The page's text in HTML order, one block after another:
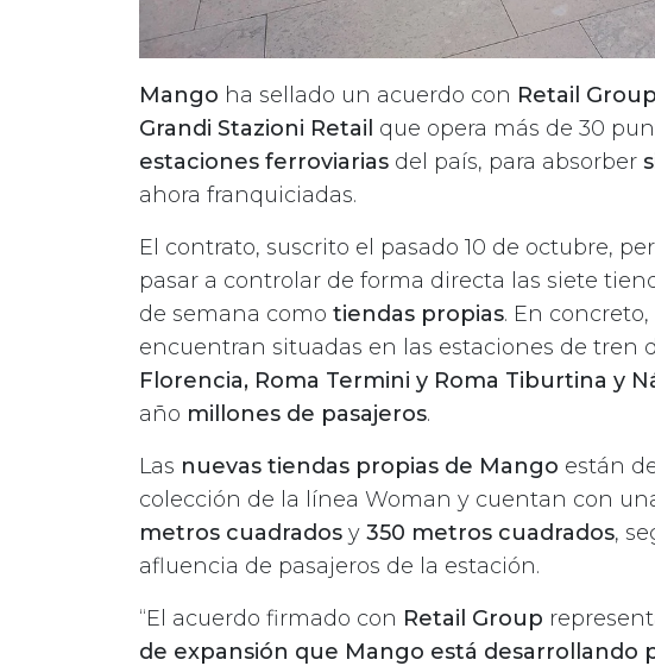
Mango ha sellado un acuerdo con Retail Group
Grandi Stazioni Retail que opera más de 30
estaciones ferroviarias del país, para absorber
ahora franquiciadas.
El contrato, suscrito el pasado 10 de octubre,
pasar a controlar de forma directa las siete
de semana como tiendas propias. En
encuentran situadas en las estaciones de tren
Florencia, Roma Termini y Roma Tiburtina y
año millones de pasajeros.
Las nuevas tiendas propias de Mango están
colección de la línea Woman y cuentan con
metros cuadrados y 350 metros cuadrados,
afluencia de pasajeros de la estación.
“El acuerdo firmado con Retail Group
de expansión que Mango está desarrollando